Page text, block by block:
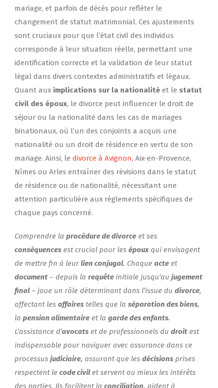
mariage, et parfois de décès pour refléter le
changement de statut matrimonial. Ces ajustements
sont cruciaux pour que l’état civil des individus
corresponde à leur situation réelle, permettant une
identification correcte et la validation de leur statut
légal dans divers contextes administratifs et légaux.
Quant aux implications sur la nationalité et le statut
civil des époux, le divorce peut influencer le droit de
séjour ou la nationalité dans les cas de mariages
binationaux, où l’un des conjoints a acquis une
nationalité ou un droit de résidence en vertu de son
mariage. Ainsi, le divorce à Avignon, Aix-en-Provence,
Nîmes ou Arles entraîner des révisions dans le statut
de résidence ou de nationalité, nécessitant une
attention particulière aux règlements spécifiques de
chaque pays concerné.
Comprendre la procédure de divorce et ses
conséquences est crucial pour les époux qui envisagent
de mettre fin à leur lien conjugal. Chaque acte et
document – depuis la requête initiale jusqu’au jugement
final – joue un rôle déterminant dans l’issue du divorce,
affectant les affaires telles que la séparation des biens,
la pension alimentaire et la garde des enfants.
L’assistance d’avocats et de professionnels du droit est
indispensable pour naviguer avec assurance dans ce
processus judiciaire, assurant que les décisions prises
respectent le code civil et servent au mieux les intérêts
des parties. Ils facilitent la conciliation, aident à